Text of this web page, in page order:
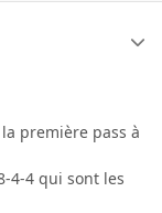
première pass à
4-4 qui sont les